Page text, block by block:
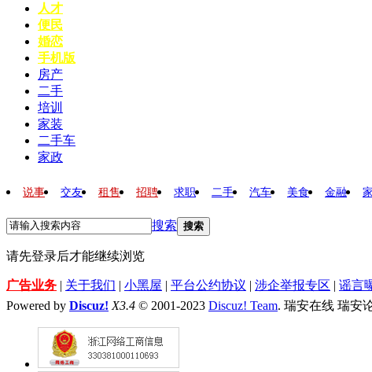
人才
便民
婚恋
手机版
房产
二手
培训
家装
二手车
家政
说事 交友 租售 招聘 求职 二手 汽车 美食 金融
搜索 搜索
请先登录后才能继续浏览
广告业务 | 关于我们 | 小黑屋 | 平台公约协议 | 涉企举报专区 | 谣言
Powered by Discuz! X3.4 © 2001-2023 Discuz! Team. 瑞安在线 瑞安